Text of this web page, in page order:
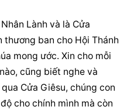
Lành và là Cửa
ban cho Hội Thánh
mong ước. Xin cho mỗi
cũng biết nghe và
Cửa Giêsu, chúng con
cho chính mình mà còn